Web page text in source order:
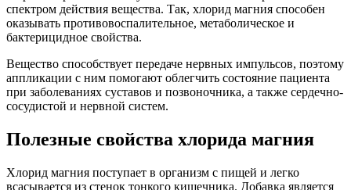
спектром действия вещества. Так, хлорид магния способен
оказывать противовоспалительное, метаболическое и
бактерицидное свойства.
Вещество способствует передаче нервных импульсов, поэтому
аппликации с ним помогают облегчить состояние пациента
при заболеваниях суставов и позвоночника, а также сердечно-
сосудистой и нервной систем.
Полезные свойства хлорида магния
Хлорид магния поступает в организм с пищей и легко
всасывается из стенок тонкого кишечника. Добавка является